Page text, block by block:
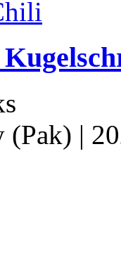
(Pak) |